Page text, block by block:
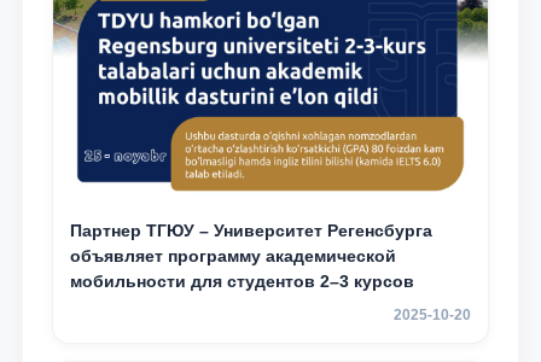
Партнер ТГЮУ – Университет Регенсбурга
объявляет программу академической
мобильности для студентов 2–3 курсов
2025-10-20